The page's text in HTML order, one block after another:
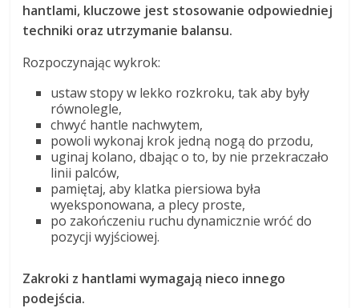
hantlami, kluczowe jest stosowanie odpowiedniej
techniki oraz utrzymanie balansu.
Rozpoczynając wykrok:
ustaw stopy w lekko rozkroku, tak aby były
równolegle,
chwyć hantle nachwytem,
powoli wykonaj krok jedną nogą do przodu,
uginaj kolano, dbając o to, by nie przekraczało
linii palców,
pamiętaj, aby klatka piersiowa była
wyeksponowana, a plecy proste,
po zakończeniu ruchu dynamicznie wróć do
pozycji wyjściowej.
Zakroki z hantlami wymagają nieco innego
podejścia.